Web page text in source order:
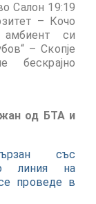
Салон 19:19
– Кочо
амбиент си
– Скопје
бескрајно
од БТА и
със
линия на
проведе в